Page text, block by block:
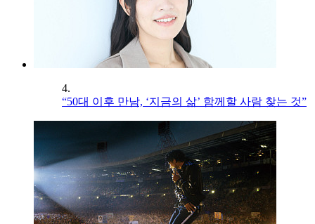
4.
“50대 이후 만남, ‘지금의 삶’ 함께할 사람 찾는 것”